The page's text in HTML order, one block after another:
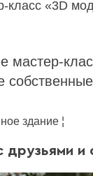
класс «3D
мастер-
здание ¦
друзьями и